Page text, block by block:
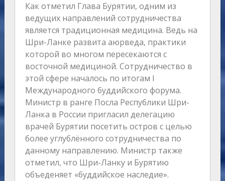
Как отметил Глава Бурятии, одним из
ведущих направлений сотрудничества
является традиционная медицина. Ведь на
Шри-Ланке развита аюрведа, практики
которой во многом пересекаются с
восточной медициной. Сотрудничество в
этой сфере началось по итогам I
Международного буддийского форума.
Министр в ранге Посла Республики Шри-
Ланка в России пригласил делегацию
врачей Бурятии посетить остров с целью
более углублённого сотрудничества по
данному направлению. Министр также
отметил, что Шри-Ланку и Бурятию
объеденяет «буддийское наследие».